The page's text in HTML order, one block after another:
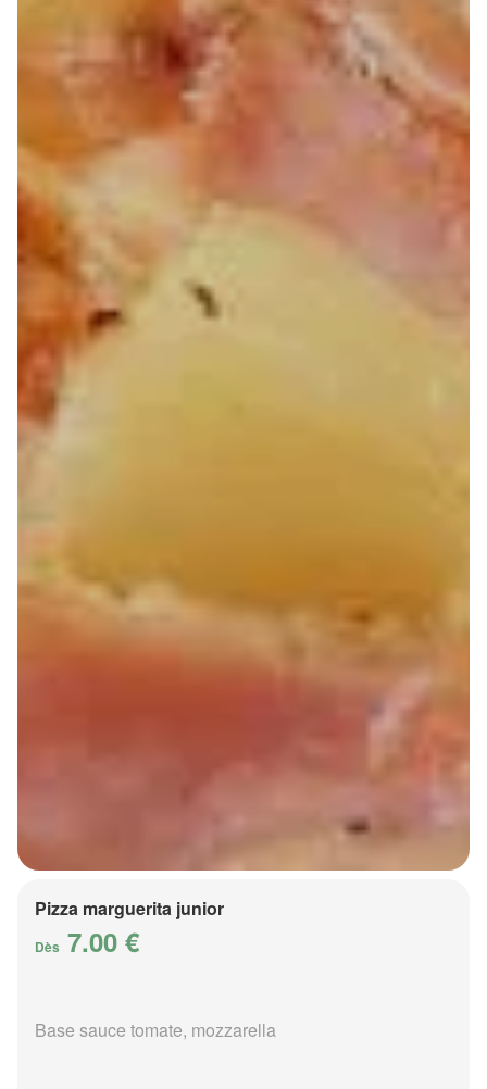
Pizza marguerita junior
Dès 7.00 €
Base sauce tomate, mozzarella